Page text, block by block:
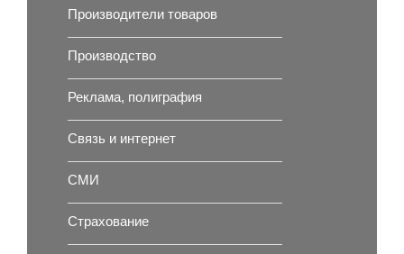
Производители товаров
Производство
Реклама, полиграфия
Связь и интернет
СМИ
Страхование